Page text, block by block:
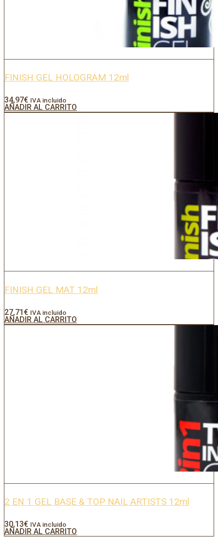
FINISH GEL HOLOGRAM 12ml
34,97€ IVA incluido
AÑADIR AL CARRITO
FINISH GEL MAT 12ml
27,71€ IVA incluido
AÑADIR AL CARRITO
2 EN 1 GEL BASE & TOP NAIL ARTISTS 12ml
30,13€ IVA incluido
AÑADIR AL CARRITO